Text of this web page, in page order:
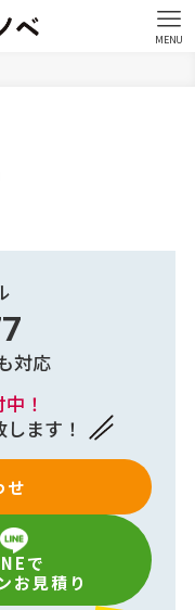
MENU
対応
！
ます！
せ
で
お見積り